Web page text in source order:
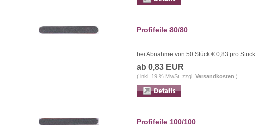
Profifeile 80/80
bei Abnahme von 50 Stück € 0,83 pro Stück
ab 0,83 EUR
( inkl. 19 % MwSt. zzgl. Versandkosten )
Profifeile 100/100